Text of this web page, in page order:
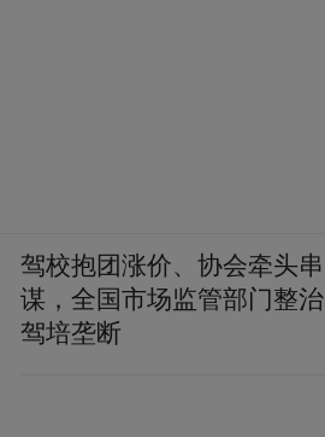
驾校抱团涨价、协会牵头串
谋，全国市场监管部门整治
驾培垄断